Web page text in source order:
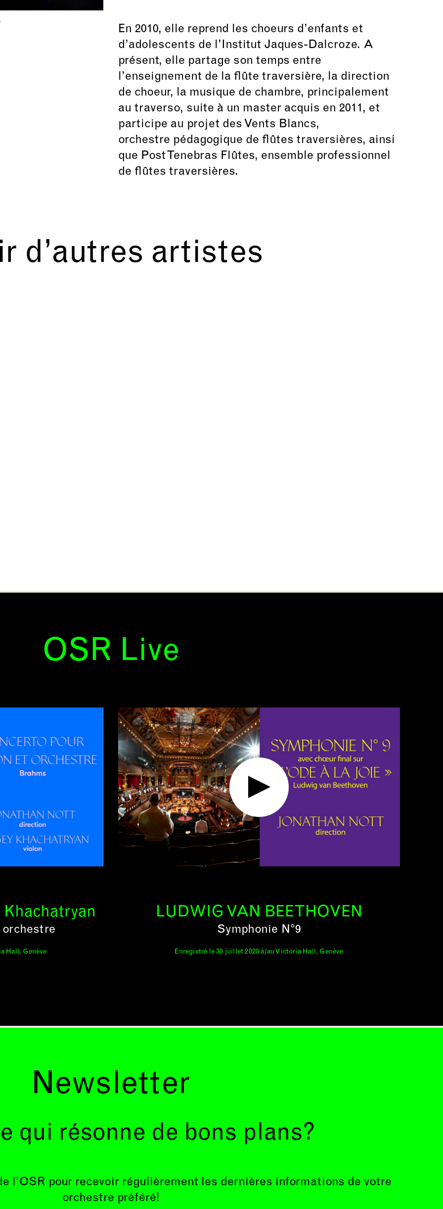
En 2010, elle reprend les choeurs d’enfants et
d’adolescents de l’Institut Jaques-Dalcroze. A
présent, elle partage son temps entre
l’enseignement de la flûte traversière, la direction
de choeur, la musique de chambre, principalement
au traverso, suite à un master acquis en 2011, et
participe au projet des Vents Blancs,
orchestre pédagogique de flûtes traversières, ainsi
que Post Tenebras Flûtes, ensemble professionnel
de flûtes traversières.
d’autres artistes
OSR Live
Hall, Genève
LUDWIG VAN BEETHOVEN
Symphonie N°9
Enregistré le 30 juillet 2020 à/au Victoria Hall, Genève
Newsletter
qui résonne de bons plans?
l’OSR pour recevoir régulièrement les dernières informations de votre
orchestre préféré!